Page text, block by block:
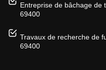
Entreprise de bâchage de
69400
Travaux de recherche de
69400